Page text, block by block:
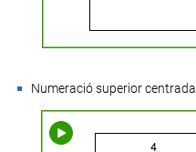
Numeració superior centrada